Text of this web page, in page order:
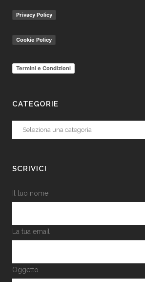
Privacy Policy
Cookie Policy
Termini e Condizioni
CATEGORIE
Categorie
SCRIVICI
Il tuo nome
La tua email
Oggetto